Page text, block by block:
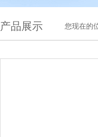
产品展示 您现在的